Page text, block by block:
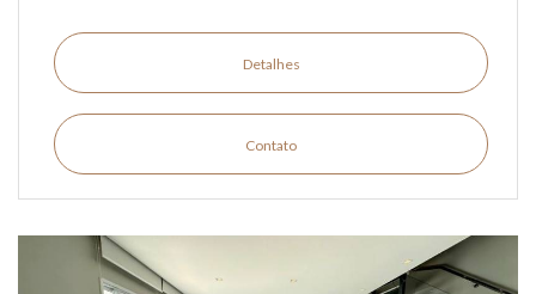
Detalhes
Contato